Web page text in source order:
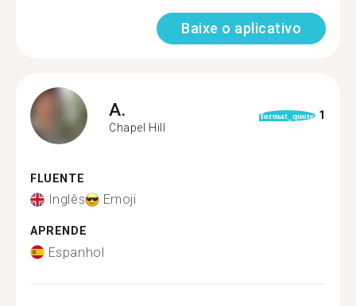
Baixe o aplicativo
A.
Chapel Hill
format_quote 1
FLUENTE
Inglês Emoji
APRENDE
Espanhol